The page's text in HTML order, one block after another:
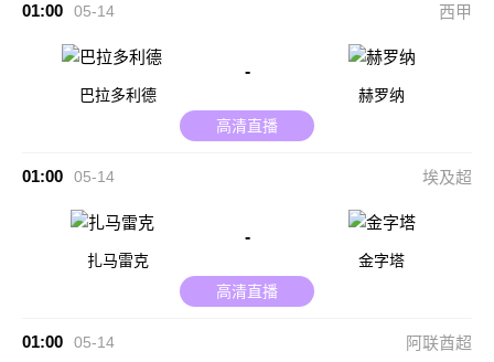
01:00 05-14 西甲
巴拉多利德
-
赫罗纳
高清直播
01:00 05-14 埃及超
扎马雷克
-
金字塔
高清直播
01:00 05-14 阿联酋超